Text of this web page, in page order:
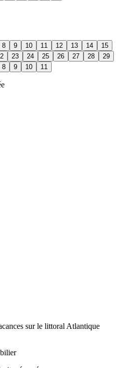
8 9 10 11 12 13 14
15
23 24 25 26 27 28
29
8 9 10 11
sur le littoral Atlantique